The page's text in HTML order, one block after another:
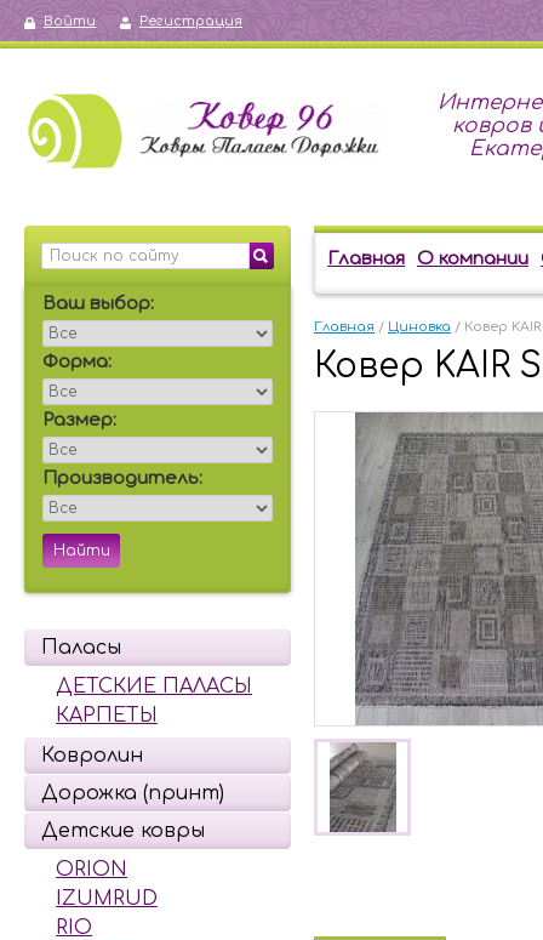
Войти Регистрация
ковров
Ваш выбор:
Форма:
Размер:
Производитель:
Паласы
ДЕТСКИЕ ПАЛАСЫ
КАРПЕТЫ
Ковролин
Дорожка (принт)
Детские ковры
ORION
IZUMRUD
RIO
Главная О компании
Главная / Циновка / Ковер KAIR
Ковер KAIR